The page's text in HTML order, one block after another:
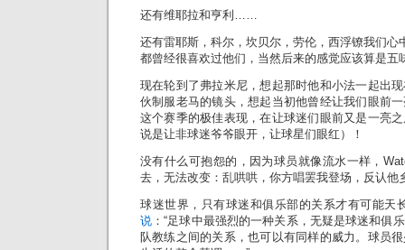
还有维耶拉和亨利……
还有雷耶斯，科尔，坎贝尔，劳伦，西浮镣我们心
都曾经很喜欢过他们，当然后来的感觉应该算是五
现在轮到了弗拉米尼，想起那时他和小法一起出
伙制服老马的镜头，想起当初他曾经让我们眼前
这个赛季的极佳表现，在让球迷们眼前又是一亮
说是让非球迷爷爷眼开，让球星们眼红）！
没有什么可抱怨的，因为球员就像流水一样，
去，无法改变：乱哄哄，你方唱罢我登场，反认
球迷世界，只有球迷和俱乐部的关系才有可能天
说 ：“足球中最强烈的一种关系，无疑是球迷和俱
队教练之间的关系，也可以有同样的威力。球员